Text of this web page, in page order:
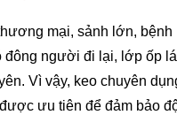
mại, sảnh lớn, bệnh
đông người đi lại, lớp ốp
Vì vậy, keo chuyên
ưu tiên để đảm bảo